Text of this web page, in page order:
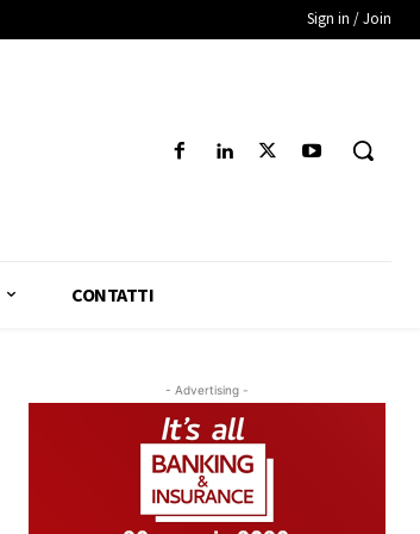
Sign in / Join
CONTATTI
- Advertising -